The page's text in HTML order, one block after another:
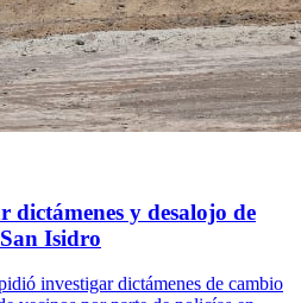
dictámenes y desalojo de
Isidro
investigar dictámenes de cambio